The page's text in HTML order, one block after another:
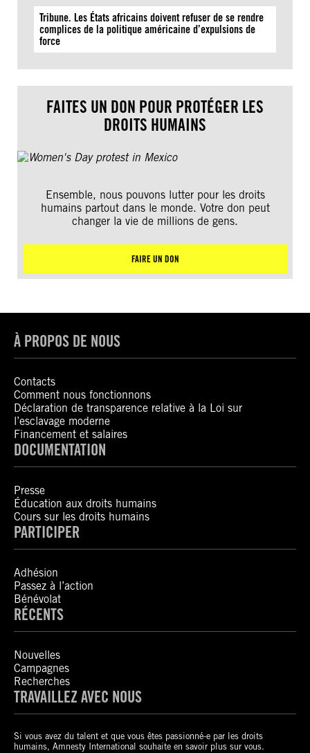
Tribune. Les États africains doivent refuser de se rendre
complices de la politique américaine d’expulsions de
force
FAITES UN DON POUR PROTÉGER LES
DROITS HUMAINS
Ensemble, nous pouvons lutter pour les droits
humains partout dans le monde. Votre don peut
changer la vie de millions de gens.
FAIRE UN DON
À PROPOS DE NOUS
Contacts
Comment nous fonctionnons
Déclaration de transparence relative à la Loi sur
l’esclavage moderne
Financement et salaires
DOCUMENTATION
Presse
Éducation aux droits humains
Cours sur les droits humains
PARTICIPER
Adhésion
Passez à l’action
Bénévolat
RÉCENTS
Nouvelles
Campagnes
Recherches
TRAVAILLEZ AVEC NOUS
Si vous avez du talent et que vous êtes passionné-e par les droits
humains, Amnesty International souhaite en savoir plus sur vous.